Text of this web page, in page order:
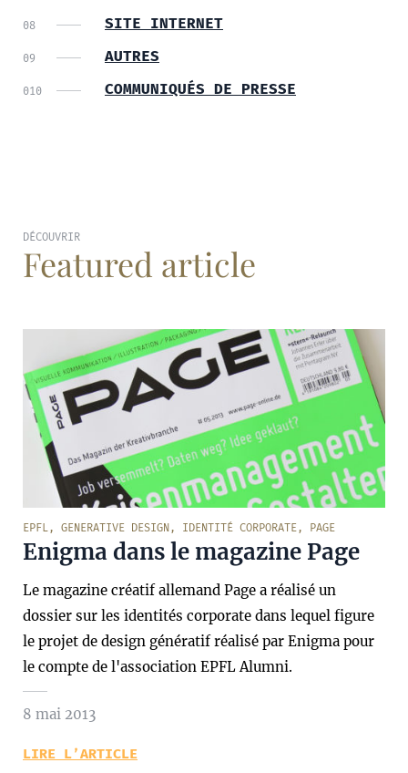
SITE INTERNET
AUTRES
COMMUNIQUÉS DE PRESSE
DÉCOUVRIR
Featured article
EPFL, GENERATIVE DESIGN , IDENTITÉ CORPORATE, PAGE
Enigma dans le magazine Page
Le magazine créatif allemand Page a réalisé un
dossier sur les identités corporate dans lequel figure
le projet de design génératif réalisé par Enigma pour
le compte de l'association EPFL Alumni.
8 mai 2013
LIRE L’ARTICLE